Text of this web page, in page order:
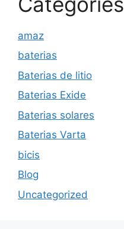
amaz
baterias
Baterias de litio
Baterias Exide
Baterias solares
Baterias Varta
bicis
Blog
Uncategorized